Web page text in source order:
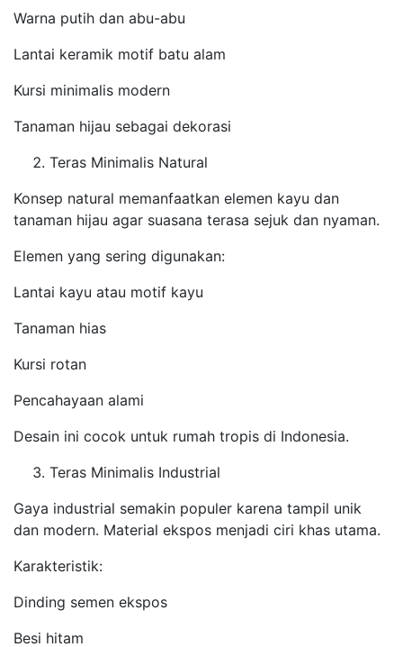
Warna putih dan abu-abu
Lantai keramik motif batu alam
Kursi minimalis modern
Tanaman hijau sebagai dekorasi
Teras Minimalis Natural
Konsep natural memanfaatkan elemen kayu dan
tanaman hijau agar suasana terasa sejuk dan nyaman.
Elemen yang sering digunakan:
Lantai kayu atau motif kayu
Tanaman hias
Kursi rotan
Pencahayaan alami
Desain ini cocok untuk rumah tropis di Indonesia.
Teras Minimalis Industrial
Gaya industrial semakin populer karena tampil unik
dan modern. Material ekspos menjadi ciri khas utama.
Karakteristik:
Dinding semen ekspos
Besi hitam